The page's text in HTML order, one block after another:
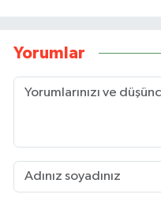
Yorumlar